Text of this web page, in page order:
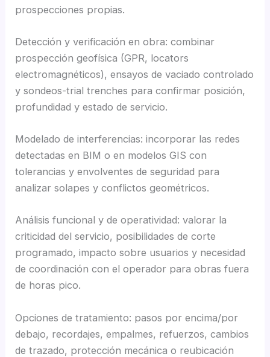
prospecciones propias.
Detección y verificación en obra: combinar
prospección geofísica (GPR, locators
electromagnéticos), ensayos de vaciado controlado
y sondeos-trial trenches para confirmar posición,
profundidad y estado de servicio.
Modelado de interferencias: incorporar las redes
detectadas en BIM o en modelos GIS con
tolerancias y envolventes de seguridad para
analizar solapes y conflictos geométricos.
Análisis funcional y de operatividad: valorar la
criticidad del servicio, posibilidades de corte
programado, impacto sobre usuarios y necesidad
de coordinación con el operador para obras fuera
de horas pico.
Opciones de tratamiento: pasos por encima/por
debajo, recordajes, empalmes, refuerzos, cambios
de trazado, protección mecánica o reubicación